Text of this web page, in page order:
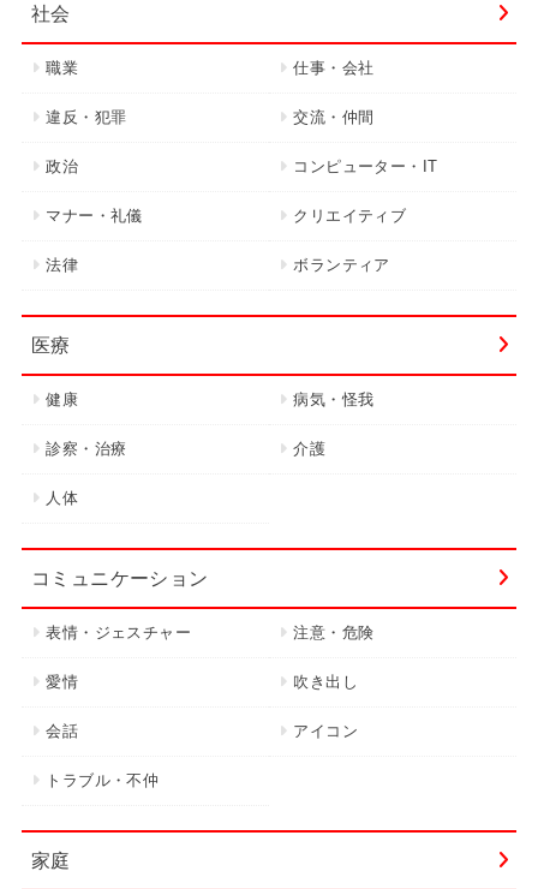
社会
職業 仕事・会社
違反・犯罪 交流・仲間
政治 コンピューター・IT
マナー・礼儀 クリエイティブ
法律 ボランティア
医療
健康 病気・怪我
診察・治療 介護
人体
コミュニケーション
表情・ジェスチャー 注意・危険
愛情 吹き出し
会話 アイコン
トラブル・不仲
家庭